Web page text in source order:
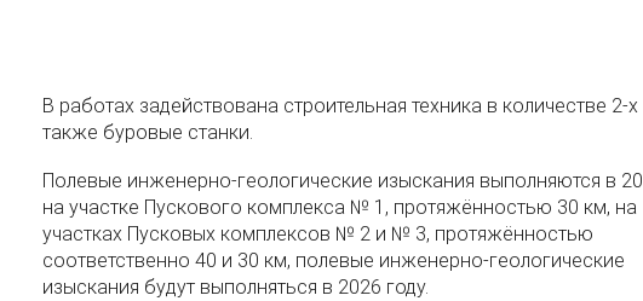
В работах задействована строительная техника в количестве 2-
также буровые станки.
Полевые инженерно-геологические изыскания выполняются в
на участке Пускового комплекса № 1, протяжённостью 30 км, на
участках Пусковых комплексов № 2 и № 3, протяжённостью
соответственно 40 и 30 км, полевые инженерно-геологические
изыскания будут выполняться в 2026 году.